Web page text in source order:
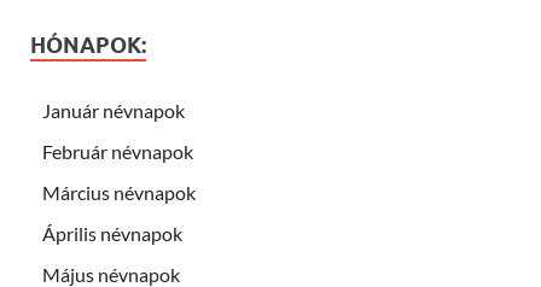
HÓNAPOK:
Január névnapok
Február névnapok
Március névnapok
Április névnapok
Május névnapok